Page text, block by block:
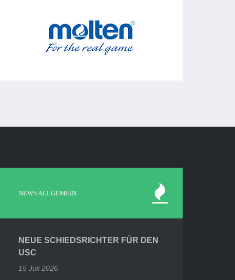
NEWS ALLGEMEIN
NEUE SCHIEDSRICHTER FÜR DEN
USC
15 Juli 2026